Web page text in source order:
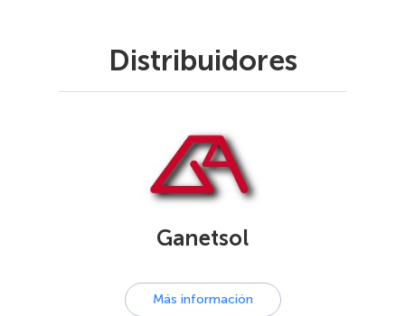
Distribuidores
Ganetsol
Más información